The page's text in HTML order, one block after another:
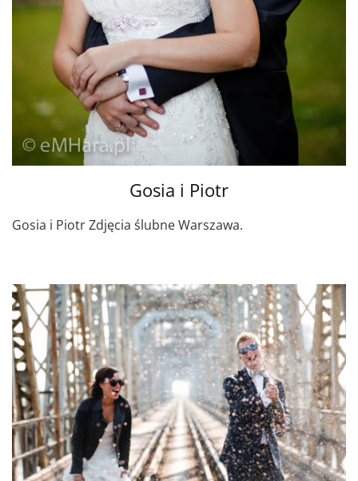
Gosia i Piotr
Gosia i Piotr Zdjęcia ślubne Warszawa.